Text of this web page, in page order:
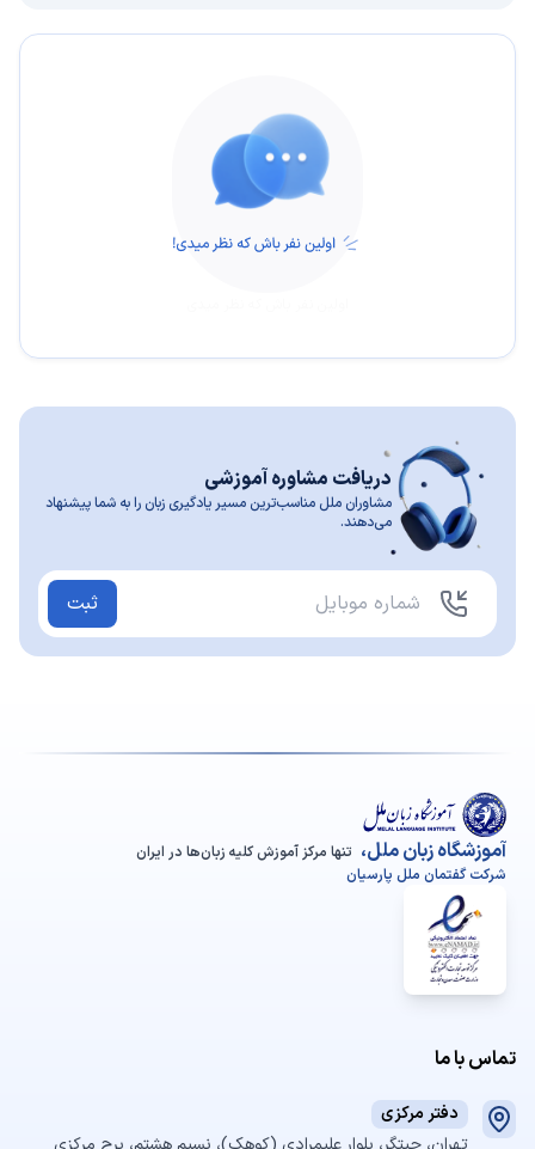
دریافت مشاوره آموزشی
مشاوران ملل مناسب‌ترین مسیر یادگیری زبان را به شما پیشنهاد
می‌دهند.
ثبت
آموزشگاه زبان ملل، تنها مرکز آموزش کلیه زبان‌ها در ایران
شرکت گفتمان ملل پارسیان
تماس با ما
دفتر مرکزی